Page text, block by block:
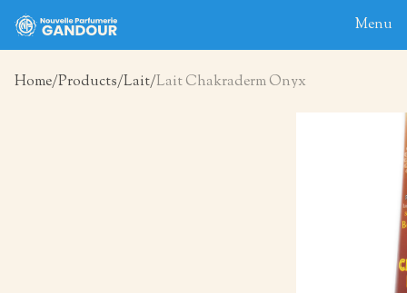
Menu
Home Products Lait Lait Chakraderm Onyx